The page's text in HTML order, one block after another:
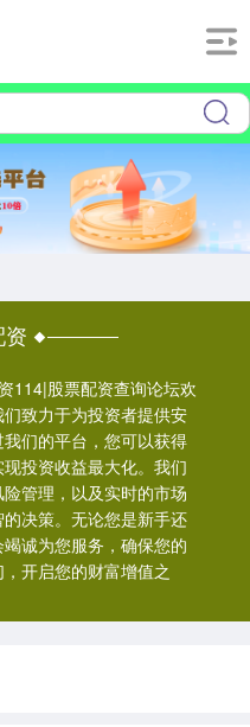
114|股票配资查询论坛欢
致力于为投资者提供安
们的平台，您可以获得
投资收益最大化。我们
管理，以及实时的市场
决策。无论您是新手还
诚为您服务，确保您的
开启您的财富增值之